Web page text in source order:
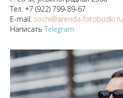
Тел: +7 (922) 799-89-67
E-mail: sochi@arenda-fotobudki.ru
Написать Telegram